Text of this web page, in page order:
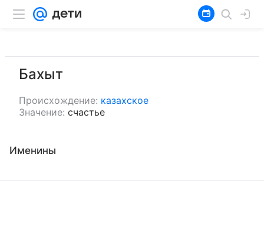
Бахыт
Происхождение: казахское
Значение: счастье
Именины